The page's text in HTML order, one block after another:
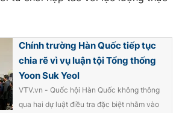
mọi hình thức nếu không có sự chấp
Ghi rõ nguồn VTV.vn khi phát hành lại
này.
Chính trường Hàn Quốc tiếp tục
chia rẽ vì vụ luận tội Tổng thống
Yoon Suk Yeol
VTV.vn - Quốc hội Hàn Quốc không thông
qua hai dự luật điều tra đặc biệt nhằm vào